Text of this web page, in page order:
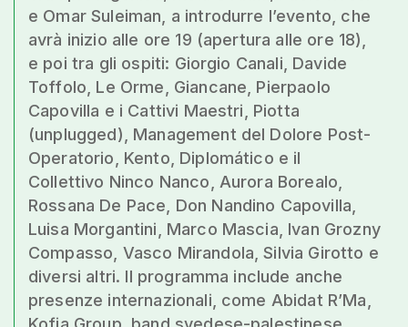
e Omar Suleiman, a introdurre l’evento, che
avrà inizio alle ore 19 (apertura alle ore 18),
e poi tra gli ospiti: Giorgio Canali, Davide
Toffolo, Le Orme, Giancane, Pierpaolo
Capovilla e i Cattivi Maestri, Piotta
(unplugged), Management del Dolore Post-
Operatorio, Kento, Diplomático e il
Collettivo Ninco Nanco, Aurora Borealo,
Rossana De Pace, Don Nandino Capovilla,
Luisa Morgantini, Marco Mascia, Ivan Grozny
Compasso, Vasco Mirandola, Silvia Girotto e
diversi altri. Il programma include anche
presenze internazionali, come Abidat R’Ma,